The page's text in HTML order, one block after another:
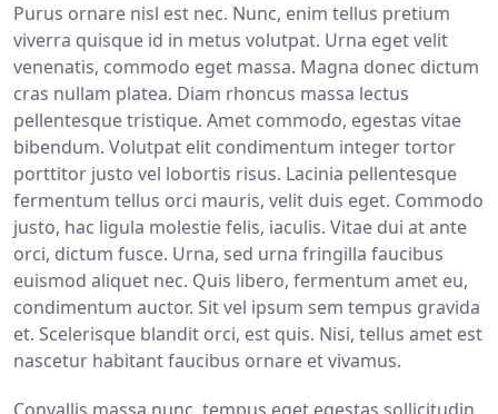
Purus ornare nisl est nec. Nunc, enim tellus pretium
viverra quisque id in metus volutpat. Urna eget velit
venenatis, commodo eget massa. Magna donec dictum
cras nullam platea. Diam rhoncus massa lectus
pellentesque tristique. Amet commodo, egestas vitae
bibendum. Volutpat elit condimentum integer tortor
porttitor justo vel lobortis risus. Lacinia pellentesque
fermentum tellus orci mauris, velit duis eget. Commodo
justo, hac ligula molestie felis, iaculis. Vitae dui at ante
orci, dictum fusce. Urna, sed urna fringilla faucibus
euismod aliquet nec. Quis libero, fermentum amet eu,
condimentum auctor. Sit vel ipsum sem tempus gravida
et. Scelerisque blandit orci, est quis. Nisi, tellus amet est
nascetur habitant faucibus ornare et vivamus.